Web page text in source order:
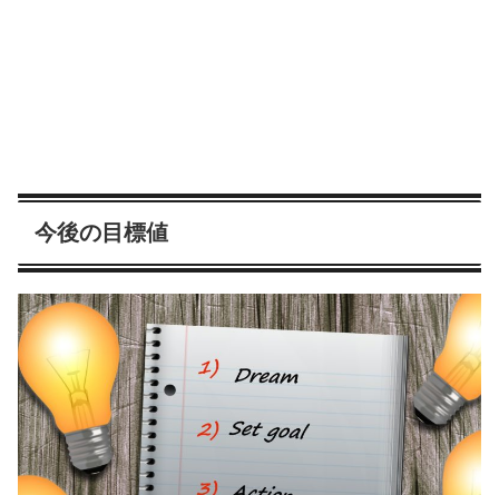
今後の目標値